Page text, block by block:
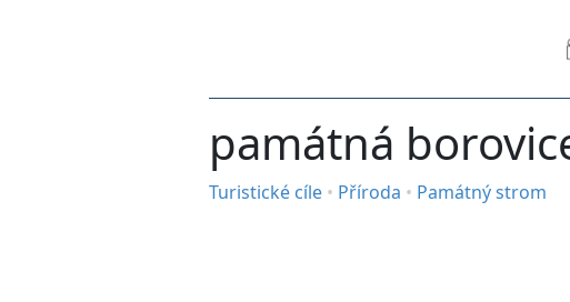
památná
Turistické cíle • Příroda • Památný strom